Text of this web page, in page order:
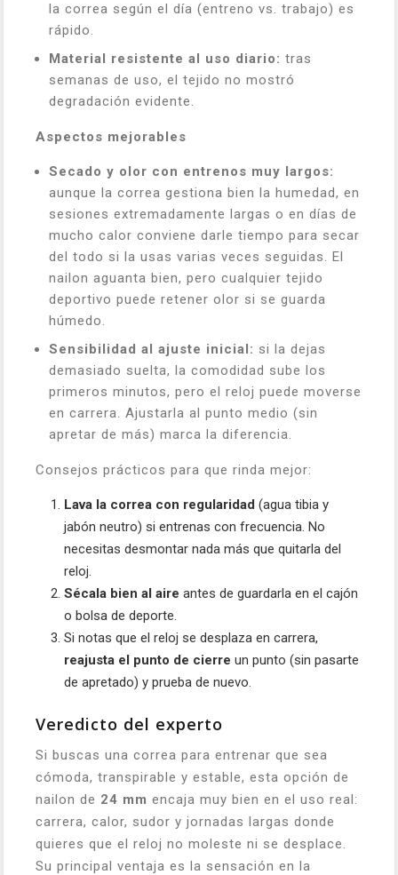
la correa según el día (entreno vs. trabajo) es
rápido.
Material resistente al uso diario: tras
semanas de uso, el tejido no mostró
degradación evidente.
Aspectos mejorables
Secado y olor con entrenos muy largos:
aunque la correa gestiona bien la humedad, en
sesiones extremadamente largas o en días de
mucho calor conviene darle tiempo para secar
del todo si la usas varias veces seguidas. El
nailon aguanta bien, pero cualquier tejido
deportivo puede retener olor si se guarda
húmedo.
Sensibilidad al ajuste inicial: si la dejas
demasiado suelta, la comodidad sube los
primeros minutos, pero el reloj puede moverse
en carrera. Ajustarla al punto medio (sin
apretar de más) marca la diferencia.
Consejos prácticos para que rinda mejor:
Lava la correa con regularidad (agua tibia y
jabón neutro) si entrenas con frecuencia. No
necesitas desmontar nada más que quitarla del
reloj.
Sécala bien al aire antes de guardarla en el cajón
o bolsa de deporte.
Si notas que el reloj se desplaza en carrera,
reajusta el punto de cierre un punto (sin pasarte
de apretado) y prueba de nuevo.
Veredicto del experto
Si buscas una correa para entrenar que sea
cómoda, transpirable y estable, esta opción de
nailon de 24 mm encaja muy bien en el uso real:
carrera, calor, sudor y jornadas largas donde
quieres que el reloj no moleste ni se desplace.
Su principal ventaja es la sensación en la